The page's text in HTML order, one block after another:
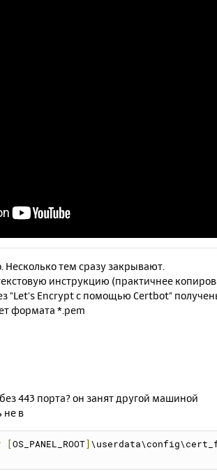
Несколько тем сразу закрывают.
инструкцию (практичнее
"Let's Encrypt с помощью Certbot"
формата *.pem
443 порта? он занят другой машиной
не в
OS_PANEL_ROOT